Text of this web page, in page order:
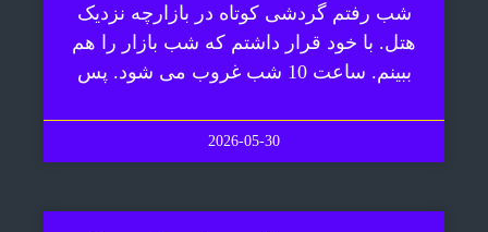
شب رفتم گردشی کوتاه در بازارچه نزدیک
هتل. با خود قرار داشتم که شب بازار را هم
ببینم. ساعت 10 شب غروب می شود. پس
2026-05-30